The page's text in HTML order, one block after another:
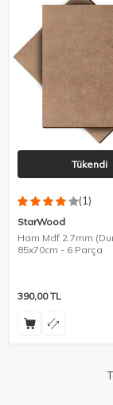
Tükendi
(1)
StarWood
Ham Mdf 2.7mm
85x70cm - 6 Parça
390,00TL